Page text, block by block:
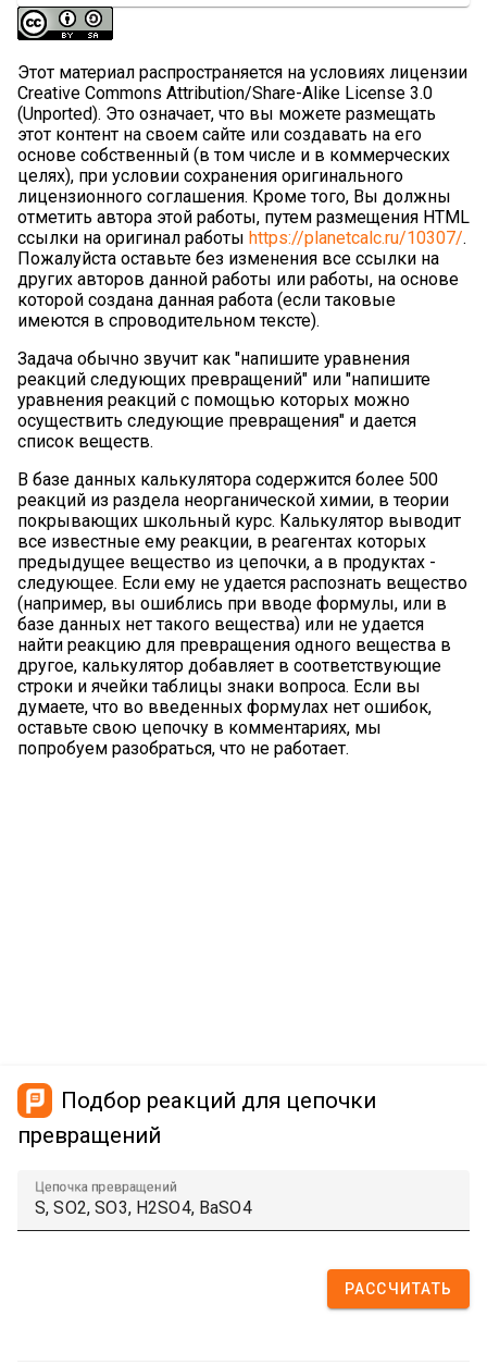
Этот материал распространяется на условиях лицензии
Creative Commons Attribution/Share-Alike License 3.0
(Unported). Это означает, что вы можете размещать
этот контент на своем сайте или создавать на его
основе собственный (в том числе и в коммерческих
целях), при условии сохранения оригинального
лицензионного соглашения. Кроме того, Вы должны
отметить автора этой работы, путем размещения HTML
ссылки на оригинал работы https://planetcalc.ru/10307/.
Пожалуйста оставьте без изменения все ссылки на
других авторов данной работы или работы, на основе
которой создана данная работа (если таковые
имеются в спроводительном тексте).
Задача обычно звучит как "напишите уравнения
реакций следующих превращений" или "напишите
уравнения реакций с помощью которых можно
осуществить следующие превращения" и дается
список веществ.
В базе данных калькулятора содержится более 500
реакций из раздела неорганической химии, в теории
покрывающих школьный курс. Калькулятор выводит
все известные ему реакции, в реагентах которых
предыдущее вещество из цепочки, а в продуктах -
следующее. Если ему не удается распознать вещество
(например, вы ошиблись при вводе формулы, или в
базе данных нет такого вещества) или не удается
найти реакцию для превращения одного вещества в
другое, калькулятор добавляет в соответствующие
строки и ячейки таблицы знаки вопроса. Если вы
думаете, что во введенных формулах нет ошибок,
оставьте свою цепочку в комментариях, мы
попробуем разобраться, что не работает.
Подбор реакций для цепочки
превращений
Цепочка превращений
РАССЧИТАТЬ